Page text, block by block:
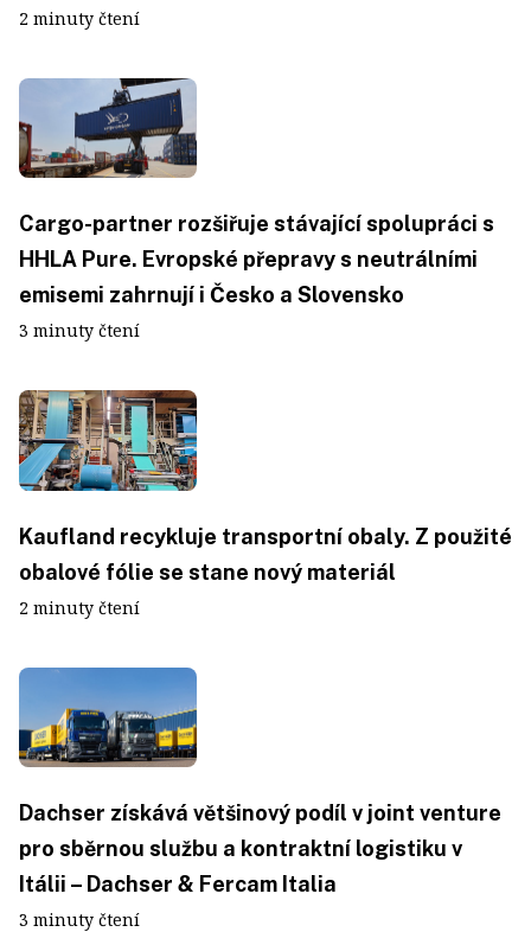
2 minuty čtení
Cargo-partner rozšiřuje stávající spolupráci s
HHLA Pure. Evropské přepravy s neutrálními
emisemi zahrnují i Česko a Slovensko
3 minuty čtení
Kaufland recykluje transportní obaly. Z použité
obalové fólie se stane nový materiál
2 minuty čtení
Dachser získává většinový podíl v joint venture
pro sběrnou službu a kontraktní logistiku v
Itálii – Dachser & Fercam Italia
3 minuty čtení